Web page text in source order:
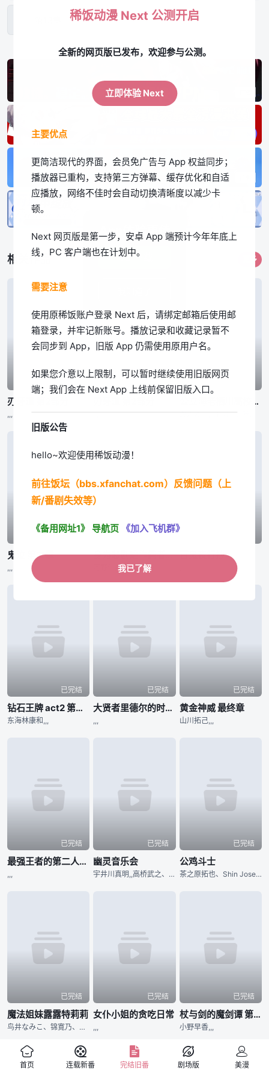
App体验更佳
立即下载
相关作品 更多
已完结
刃牙道 第2部分
,,,
已完结
,,,
公立海老栖川高校天闷部
鬼泣 第二季 身为悲剧始作俑者的最强邪恶BOSS女王为民竭心尽力。 第二季
河野仁美,,,
百鬼夜行抄
已完结
钻石王牌 act2 第二季
东海林康和,,,
已完结
大贤者里德尔的时空逆行
,,,
已完结
黄金神威 最终章
山川拓己,,,
已完结
最强王者的第二人生 第二季
已完结
幽灵音乐会
宇井川真明,,高桥武之、柿本晋吾,
已完结
公鸡斗士
茶之原拓也、Shin Joseph,,,野山裕司
已完结
魔法姐妹露露特莉莉
鸟井なみこ、锦寛乃、袖山麻美；魔法人设：山田起生,,伊藤瞳,前田有纪
已完结
女仆小姐的贪吃日常
,,,
已完结
杖与剑的魔剑谭 第二季
小野早香,,,
首页 连载新番 完结旧番 剧场版 美漫
稀饭动漫 Next 公测开启
全新的网页版已发布，欢迎参与公测。
立即体验 Next
主要优点
更简洁现代的界面，会员免广告与 App 权益同步；
播放器已重构，支持第三方弹幕、缓存优化和自适
应播放，网络不佳时会自动切换清晰度以减少卡
顿。
Next 网页版是第一步，安卓 App 端预计今年年底上
线，PC 客户端也在计划中。
需要注意
使用原稀饭账户登录 Next 后，请绑定邮箱后使用邮
箱登录，并牢记新账号。播放记录和收藏记录暂不
会同步到 App，旧版 App 仍需使用原用户名。
如果您介意以上限制，可以暂时继续使用旧版网页
端；我们会在 Next App 上线前保留旧版入口。
旧版公告
hello~欢迎使用稀饭动漫！
前往饭坛（bbs.xfanchat.com）反馈问题（上
新/番剧失效等）
《备用网址1》 导航页 《加入飞机群》
我已了解